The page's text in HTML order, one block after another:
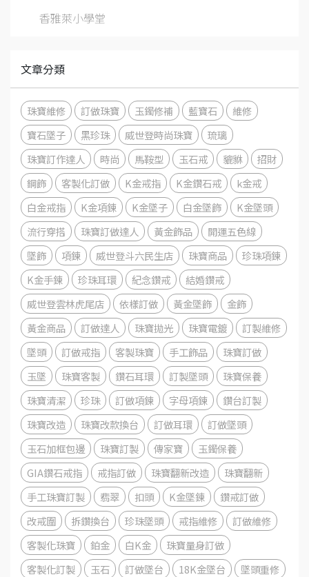
香雅萊小學堂
文章分類
珠寶維修 訂做珠寶 玉鐲修補 藍寶石
維修
寶石墜子
黑珍珠 威世登時尚珠寶
琉璃
珠寶訂作達人
時尚 馬鞍型 玉石戒 貔貅
招財
鋼飾
客製化訂做 K金戒指 K金鑽石戒
k金戒
白金戒指
K金項鍊 K金墜子 白金墜飾
K金墜頭
流行穿搭
珠寶訂做達人 黃金飾品
開運五色線
墜飾
項鍊 威世登斗六民生店 珠寶商品
珍珠項鍊
K金手鍊
珍珠耳環 紀念鑽戒
結婚鑽戒
威世登雲林虎尾店
依樣訂做 黃金墜飾
金飾
黃金商品
訂做達人 珠寶拋光 珠寶電鍍
訂製維修
墜頭
訂做戒指 客製珠寶 手工飾品
珠寶訂做
玉墜
珠寶客製 鑽石耳環 訂製墜頭
珠寶保養
珠寶清潔
珍珠 訂做項鍊 字母項鍊
鑽台訂製
珠寶改造
珠寶改款換台 訂做耳環
訂做墜頭
玉石加框包邊
珠寶訂製 傳家寶
玉鐲保養
GIA鑽石戒指
戒指訂做 珠寶翻新改造
珠寶翻新
手工珠寶訂製
翡翠 扣頭 K金墜鍊
鑽戒訂做
改戒圍
拆鑽換台 珍珠墜頭 戒指維修
訂做維修
客製化珠寶
鉑金 白K金
珠寶量身訂做
客製化訂製
玉石 訂做墜台 18K金墜台
墜頭重修